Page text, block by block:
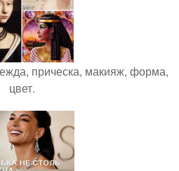
прическа, макияж, форма,
цвет.